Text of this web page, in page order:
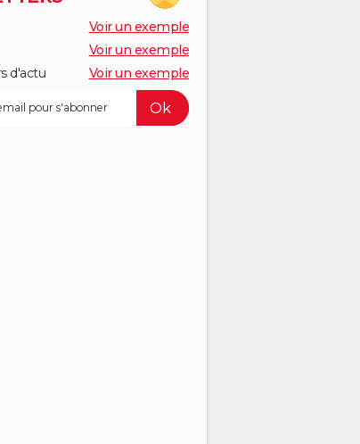
Voir un exemple
Voir un exemple
d'actu
Voir un exemple